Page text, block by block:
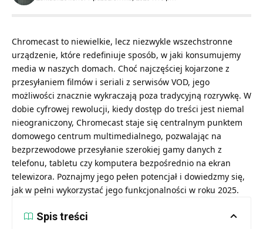
Chromecast to niewielkie, lecz niezwykle wszechstronne
urządzenie, które redefiniuje sposób, w jaki konsumujemy
media w naszych domach. Choć najczęściej kojarzone z
przesyłaniem filmów i seriali z serwisów VOD, jego
możliwości znacznie wykraczają poza tradycyjną rozrywkę. W
dobie cyfrowej rewolucji, kiedy dostęp do treści jest niemal
nieograniczony, Chromecast staje się centralnym punktem
domowego centrum multimedialnego, pozwalając na
bezprzewodowe przesyłanie szerokiej gamy danych z
telefonu, tabletu czy komputera bezpośrednio na ekran
telewizora. Poznajmy jego pełen potencjał i dowiedzmy się,
jak w pełni wykorzystać jego funkcjonalności w roku 2025.
Spis treści